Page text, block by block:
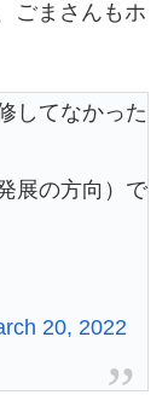
ごまさんもホ
してなかった
展の方向）で
20, 2022